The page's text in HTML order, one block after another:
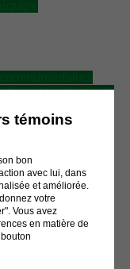
témoins
bon
avec lui, dans
et améliorée.
votre
Vous avez
en matière de
et règlements
CA